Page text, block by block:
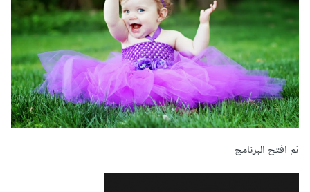
ثم افتح البرنامج